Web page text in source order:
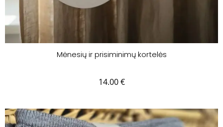
Mėnesių ir prisiminimų kortelės
14.00€